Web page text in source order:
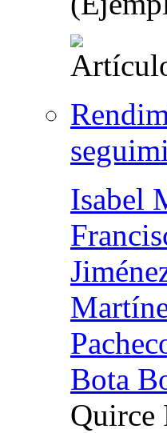
Isabel
Bota
Quirce